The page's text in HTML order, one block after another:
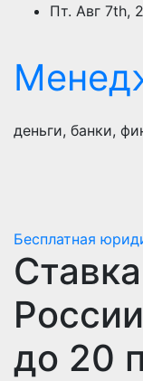
ПерейтиПт. Авг 7th,
деньги, банки,
Бесплатная
до 20